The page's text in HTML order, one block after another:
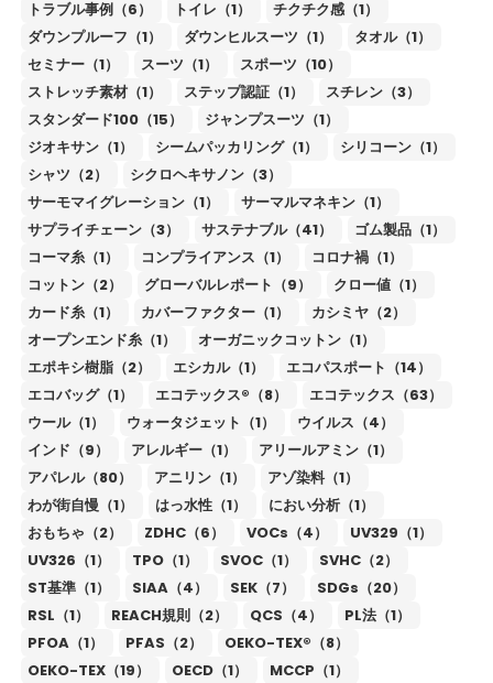
トラブル事例（6） トイレ（1）
チクチク感（1）
ダウンプルーフ（1）
ダウンヒルスーツ（1）
タオル（1）
セミナー（1）
スーツ（1）
スポーツ（10）
ストレッチ素材（1）
ステップ認証（1）
スチレン（3）
スタンダード100（15）
ジャンプスーツ（1）
ジオキサン（1）
シームパッカリング（1）
シリコーン（1）
シャツ（2）
シクロヘキサノン（3）
サーモマイグレーション（1）
サーマルマネキン（1）
サプライチェーン（3）
サステナブル（41）
ゴム製品（1）
コーマ糸（1）
コンプライアンス（1）
コロナ禍（1）
コットン（2）
グローバルレポート（9）
クロー値（1）
カード糸（1）
カバーファクター（1）
カシミヤ（2）
オープンエンド糸（1）
オーガニックコットン（1）
エポキシ樹脂（2）
エシカル（1）
エコパスポート（14）
エコバッグ（1）
エコテックス®（8）
エコテックス（63）
ウール（1）
ウォータジェット（1）
ウイルス（4）
インド（9）
アレルギー（1）
アリールアミン（1）
アパレル（80）
アニリン（1）
アゾ染料（1）
わが街自慢（1）
はっ水性（1）
におい分析（1）
おもちゃ（2）
ZDHC（6） VOCs（4）
UV329（1）
UV326（1）
TPO（1） SVOC（1）
SVHC（2）
ST基準（1）
SIAA（4） SEK（7）
SDGs（20）
RSL（1）
REACH規則（2） QCS（4）
PL法（1）
PFOA（1）
PFAS（2）
OEKO-TEX®（8）
OEKO-TEX（19）
OECD（1）
MCCP（1）